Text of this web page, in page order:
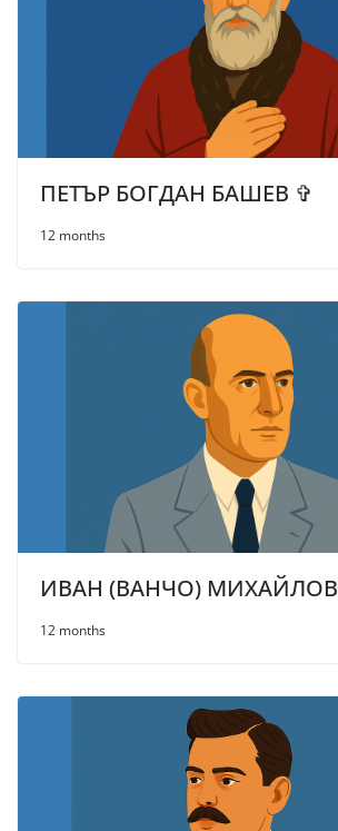
ПЕТЪР БОГДАН БАШЕВ ✞
12 months
ИВАН (ВАНЧО) МИХАЙЛОВ
12 months